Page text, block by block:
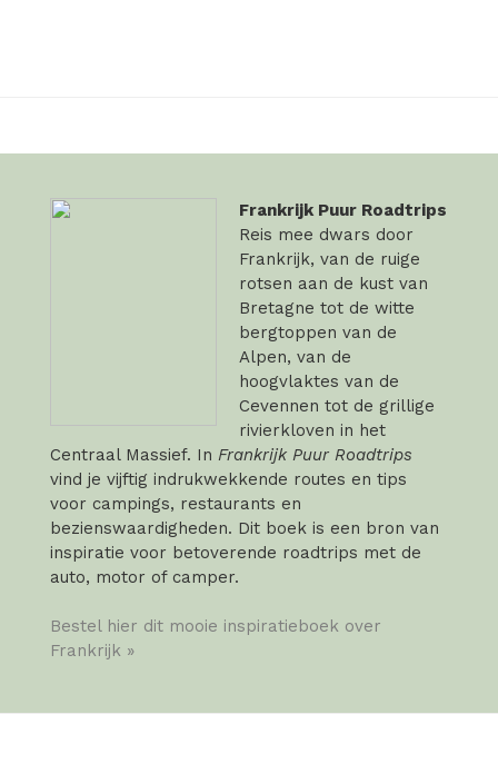
Frankrijk Puur Roadtrips
Reis mee dwars door
Frankrijk, van de ruige
rotsen aan de kust van
Bretagne tot de witte
bergtoppen van de
Alpen, van de
hoogvlaktes van de
Cevennen tot de grillige
rivierkloven in het
Centraal Massief. In Frankrijk Puur Roadtrips
vind je vijftig indrukwekkende routes en tips
voor campings, restaurants en
bezienswaardigheden. Dit boek is een bron van
inspiratie voor betoverende roadtrips met de
auto, motor of camper.
Bestel hier dit mooie inspiratieboek over
Frankrijk »